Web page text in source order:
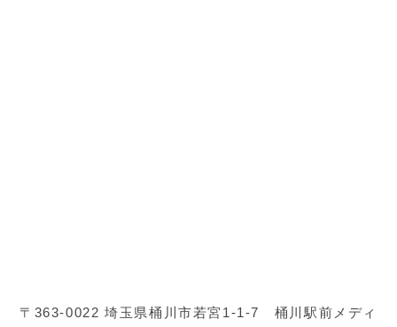
〒363-0022 埼玉県桶川市若宮1-1-7 桶川駅前メディ